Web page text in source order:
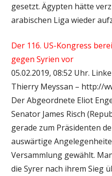
gesetzt. Ägypten hätte
arabischen Liga wieder
Der 116. US-Kongress
gegen Syrien vor
05.02.2019, 08:52 Uhr.
Thierry Meyssan – http://
Der Abgeordnete Eliot
Senator James Risch
gerade zum Präsidenten
auswärtige
Versammlung gewählt.
die Syrer nach ihrem Sieg